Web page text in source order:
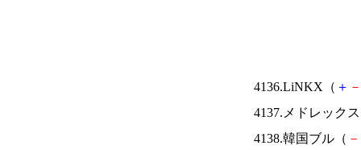
4136.LiNKX（ ＋ －
4137.メドレック
4138.韓国ブル（ －